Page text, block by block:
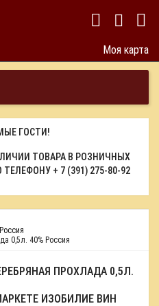
Моя карта
ГОСТИ!
ТОВАРА В РОЗНИЧНЫХ
ТЕЛЕФОНУ + 7 (391) 275-80-92
Россия
0,5л. 40% Россия
ПРОХЛАДА 0,5Л.
ИЗОБИЛИЕ ВИН